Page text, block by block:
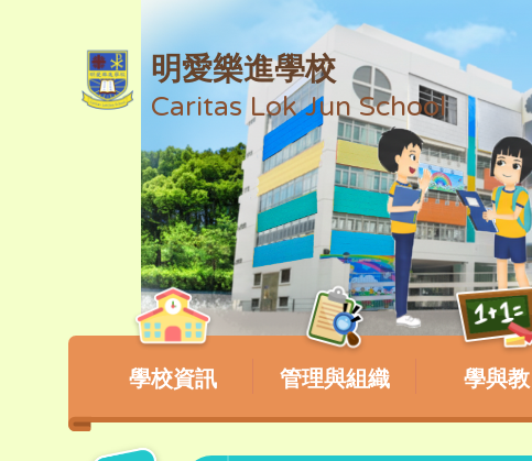
明愛樂進學校
Caritas Lok Jun School
學校資訊 管理與組織 學與教